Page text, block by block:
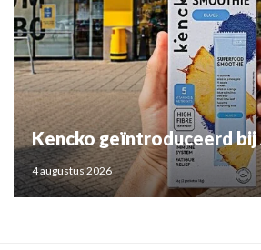
Kencko geïntroduceerd bij
4 augustus 2026